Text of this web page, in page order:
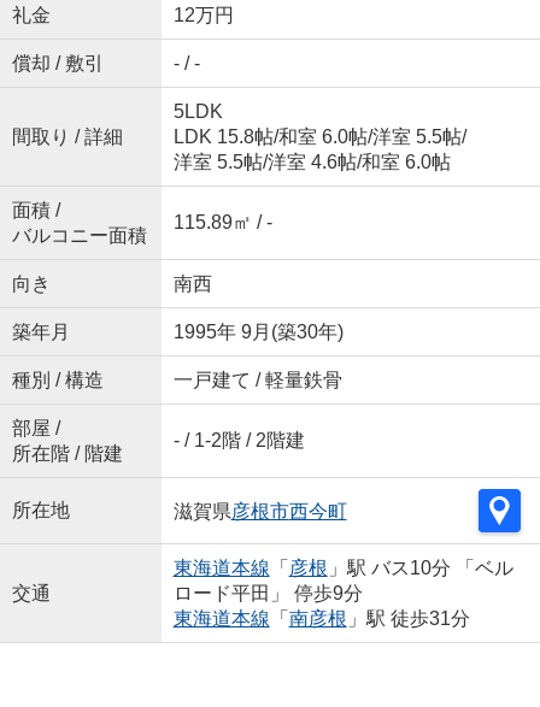
礼金 12万円
償却 / 敷引 - / -
間取り / 詳細
5LDK
LDK 15.8帖/和室 6.0帖/洋室 5.5帖/
洋室 5.5帖/洋室 4.6帖/和室 6.0帖
面積 /
バルコニー面積
115.89㎡ / -
向き 南西
築年月 1995年 9月(築30年)
種別 / 構造 一戸建て / 軽量鉄骨
部屋 /
所在階 / 階建
- / 1-2階 / 2階建
所在地 滋賀県彦根市西今町
交通
東海道本線 「 彦根 」駅 バス10分 「ベル
ロード平田」 停歩9分
東海道本線 「 南彦根 」駅 徒歩31分